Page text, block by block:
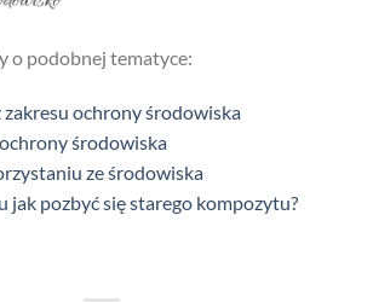
o podobnej tematyce:
ochrony środowiska
środowiska
ze środowiska
jak pozbyć się starego kompozytu?